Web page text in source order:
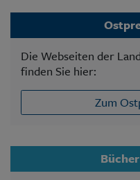
Die Webseiten der
finden Sie hier:
Zum